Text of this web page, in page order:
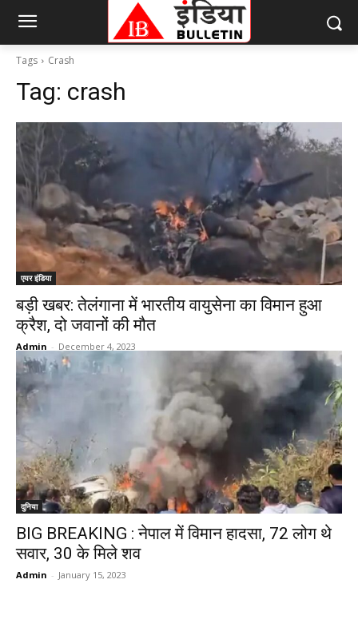
Tags Crash
Tag: crash
एयर इंडिया
बड़ी खबर: तेलंगाना में भारतीय वायुसेना का विमान हुआ
क्रैश, दो जवानों की मौत
Admin - December 4, 2023
दुनिया
BIG BREAKING : नेपाल में विमान हादसा, 72 लोग थे
सवार, 30 के मिले शव
Admin - January 15, 2023